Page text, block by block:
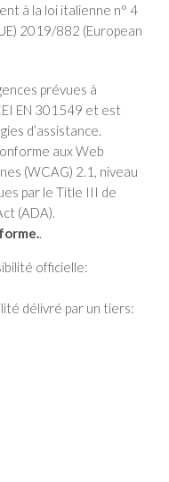
à la loi italienne n° 4
2019/882 (European
prévues à
EN 301549 et est
d’assistance.
aux Web
(WCAG) 2.1, niveau
par le Title III de
(ADA).
.
officielle:
délivré par un tiers: